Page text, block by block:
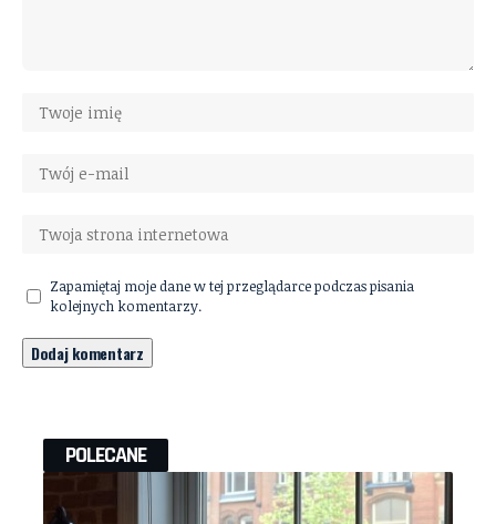
Zapamiętaj moje dane w tej przeglądarce podczas pisania
kolejnych komentarzy.
POLECANE